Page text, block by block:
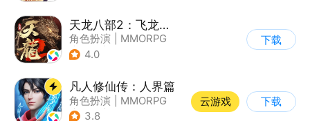
天龙八部2：飞龙战天
角色扮演
MMORPG
| 武侠
4.0
下载
凡人修仙传：人界篇
角色扮演
MMORPG
| 仙侠
3.8
云游戏 下载